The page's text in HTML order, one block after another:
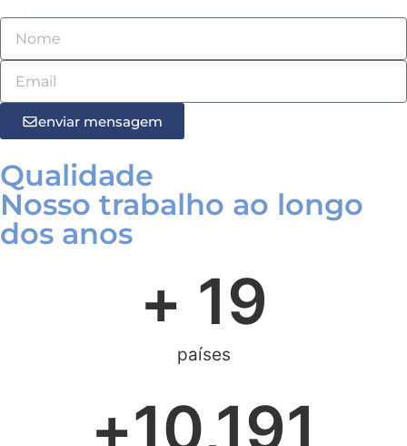
enviar mensagem
Qualidade
Nosso trabalho ao longo
dos anos
países
+ 19
+10,191